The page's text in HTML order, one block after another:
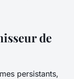
de
persistants,